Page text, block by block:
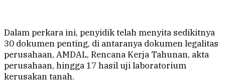
Dalam perkara ini, penyidik telah menyita sedikitnya
30 dokumen penting, di antaranya dokumen legalitas
perusahaan, AMDAL, Rencana Kerja Tahunan, akta
perusahaan, hingga 17 hasil uji laboratorium
kerusakan tanah.